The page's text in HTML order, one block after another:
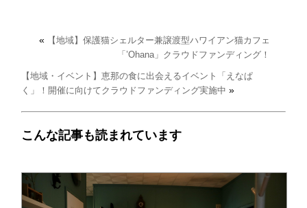
«
【地域】保護猫シェルター兼譲渡型ハワイアン猫カフェ
「’Ohana」クラウドファンディング！
【地域・イベント】恵那の食に出会えるイベント「えなぱ
く」！開催に向けてクラウドファンディング実施中 »
こんな記事も読まれています